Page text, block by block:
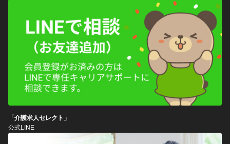
「介護求人セレクト」
公式LINE